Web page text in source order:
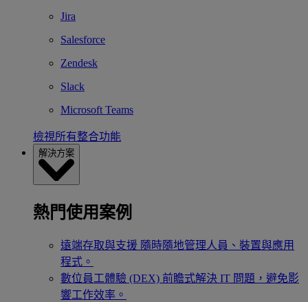
Jira
Salesforce
Zendesk
Slack
Microsoft Teams
檢視所有整合功能
解決方案
熱門使用案例
遠端存取與支援 隨時隨地管理人員、裝置與應用
程式。
數位員工體驗 (DEX) 前瞻式解決 IT 問題，避免影
響工作效率。